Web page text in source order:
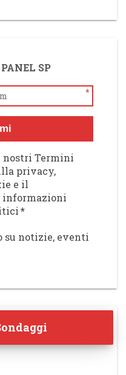
SP
*
nostri Termini
privacy,
e il
informazioni
*
su notizie, eventi